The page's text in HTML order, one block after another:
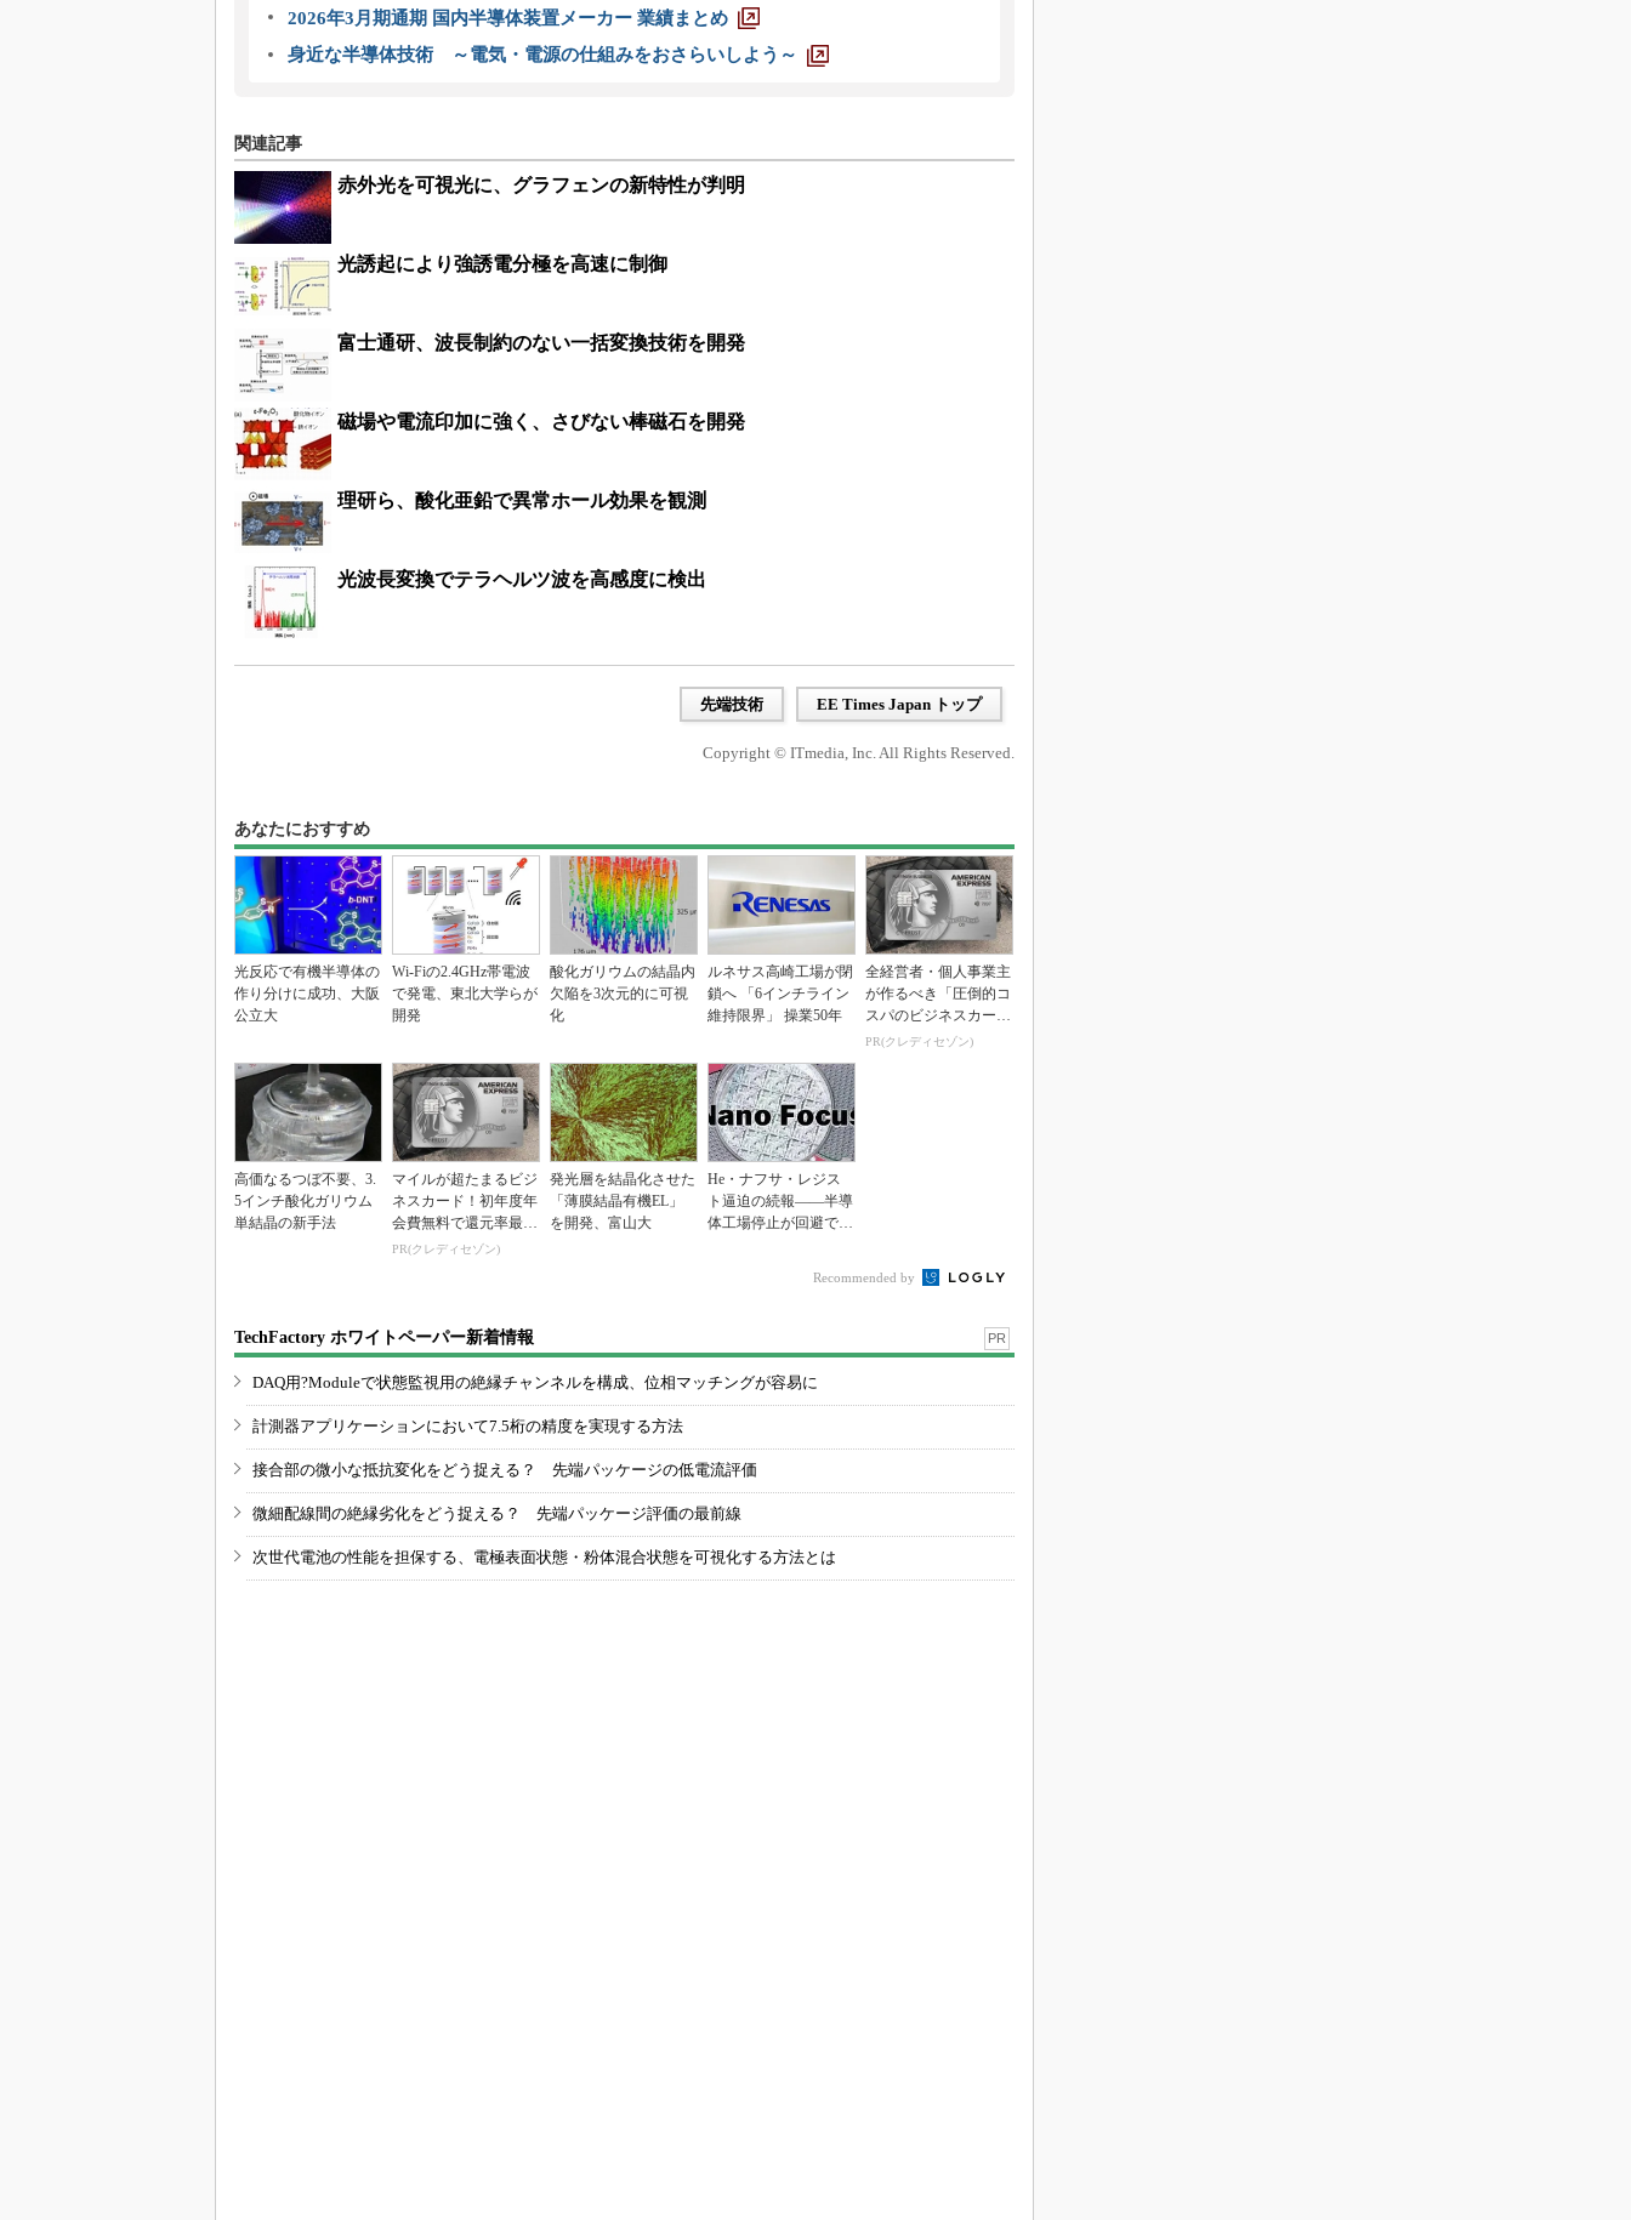
2026年3月期通期 国内半導体装置メーカー 業績まとめ
身近な半導体技術 ～電気・電源の仕組みをおさらいしよう～
関連記事
赤外光を可視光に、グラフェンの新特性が判明
光誘起により強誘電分極を高速に制御
富士通研、波長制約のない一括変換技術を開発
磁場や電流印加に強く、さびない棒磁石を開発
理研ら、酸化亜鉛で異常ホール効果を観測
光波長変換でテラヘルツ波を高感度に検出
先端技術 EE Times Japan トップ
Copyright © ITmedia, Inc. All Rights Reserved.
あなたにおすすめ
光反応で有機半導体の
作り分けに成功、大阪
公立大
Wi-Fiの2.4GHz帯電波
で発電、東北大学らが
開発
酸化ガリウムの結晶内
欠陥を3次元的に可視
化
ルネサス高崎工場が閉
鎖へ 「6インチライン
維持限界」 操業50年
全経営者・個人事業主
が作るべき「圧倒的コ
スパのビジネスカー
ド」
PR(クレディセゾン)
高価なるつぼ不要、3.
5インチ酸化ガリウム
単結晶の新手法
マイルが超たまるビジ
ネスカード！初年度年
会費無料で還元率最大
1.125%
PR(クレディセゾン)
発光層を結晶化させた
「薄膜結晶有機EL」
を開発、富山大
He・ナフサ・レジス
ト逼迫の続報――半導
体工場停止が回避でき
Recommended by
TechFactory ホワイトペーパー新着情報 PR
DAQ用?Moduleで状態監視用の絶縁チャンネルを構成、位相マッチングが容易に
計測器アプリケーションにおいて7.5桁の精度を実現する方法
接合部の微小な抵抗変化をどう捉える？ 先端パッケージの低電流評価
微細配線間の絶縁劣化をどう捉える？ 先端パッケージ評価の最前線
次世代電池の性能を担保する、電極表面状態・粉体混合状態を可視化する方法とは